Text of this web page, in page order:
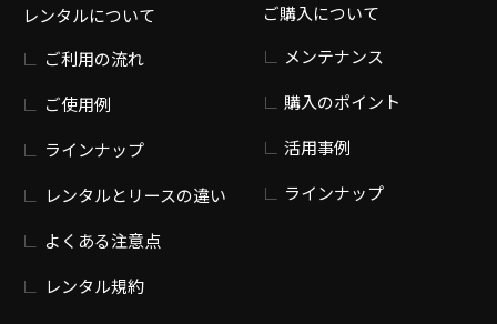
レンタルについて
ご利用の流れ
ご使用例
ラインナップ
レンタルとリースの違い
よくある注意点
レンタル規約
ご購入について
メンテナンス
購入のポイント
活用事例
ラインナップ